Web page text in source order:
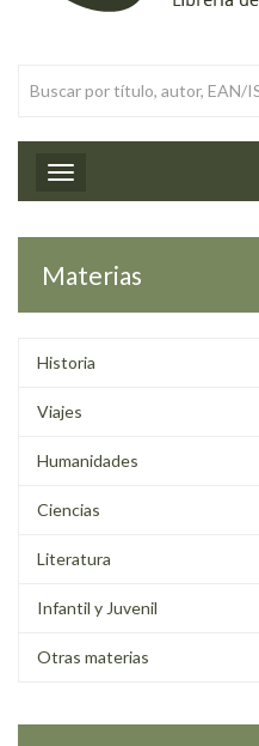
Toggle navigation
Materias
Historia
Viajes
Humanidades
Ciencias
Literatura
Infantil y Juvenil
Otras materias